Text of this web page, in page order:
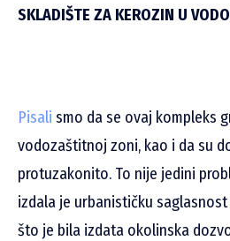
SKLADIŠTE ZA KEROZIN U
Pisali smo da se ovaj kompleks
vodozaštitnoj zoni, kao i da su
protuzakonito. To nije jedini
izdala je urbanističku
što je bila izdata okolinska